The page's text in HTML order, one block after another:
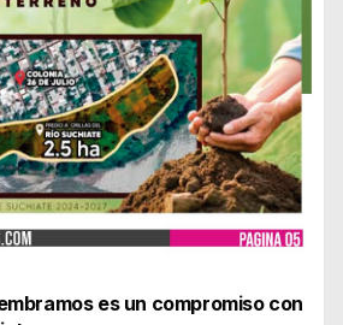
es un compromiso con